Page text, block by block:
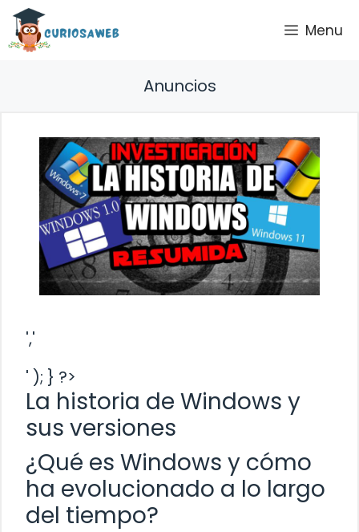
Saltar
contenido
Menu
Anuncios
','
' ); } ?>
La historia de Windows y
sus versiones
¿Qué es Windows y cómo
ha evolucionado a lo largo
del tiempo?